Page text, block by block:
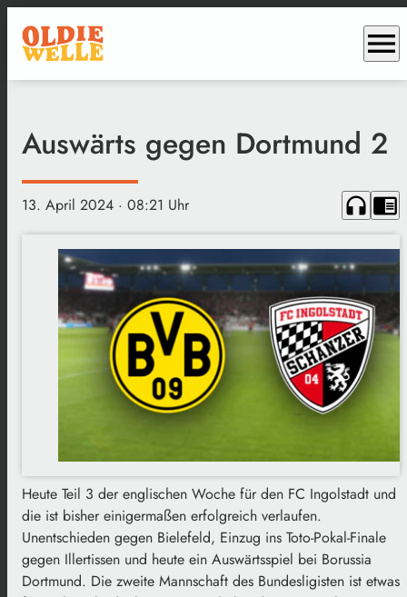
menu
Auswärts gegen Dortmund 2
13. April 2024 · 08:21 Uhr headphones chrome_reader_mode
Heute Teil 3 der englischen Woche für den FC Ingolstadt und
die ist bisher einigermaßen erfolgreich verlaufen.
Unentschieden gegen Bielefeld, Einzug ins Toto-Pokal-Finale
gegen Illertissen und heute ein Auswärtsspiel bei Borussia
Dortmund. Die zweite Mannschaft des Bundesligisten ist etwas